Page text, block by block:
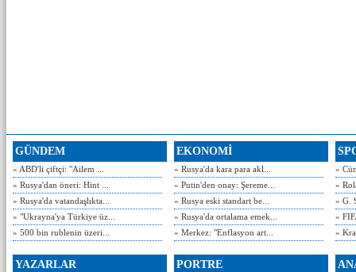
GÜNDEM
» ABD'li çiftçi: "Ailem ...
» Rusya'dan öneri: Hint ...
» Rusya'da vatandaşlıkta...
» "Ukrayna'ya Türkiye üz...
» 500 bin rublenin üzeri...
EKONOMİ
» Rusya'da kara para akl...
» Putin'den onay: Şereme...
» Rusya eski standart be...
» Rusya'da ortalama emek...
» Merkez: "Enflasyon art...
»
»
» G.
»
»
YAZARLAR PORTRE